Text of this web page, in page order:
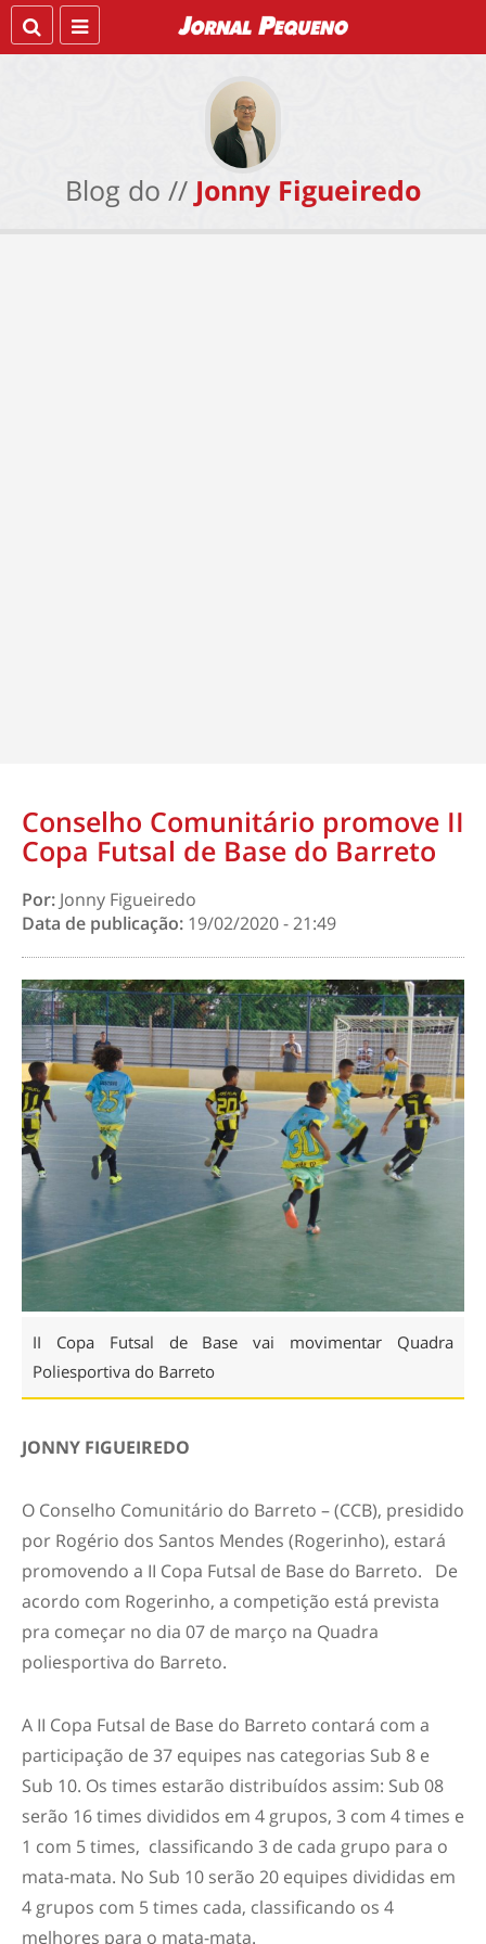
Blog do // Jonny Figueiredo
Conselho Comunitário promove II
Copa Futsal de Base do Barreto
Por: Jonny Figueiredo
Data de publicação: 19/02/2020 - 21:49
II Copa Futsal de Base vai movimentar Quadra
Poliesportiva do Barreto
JONNY FIGUEIREDO
O Conselho Comunitário do Barreto – (CCB), presidido
por Rogério dos Santos Mendes (Rogerinho), estará
promovendo a II Copa Futsal de Base do Barreto. De
acordo com Rogerinho, a competição está prevista
pra começar no dia 07 de março na Quadra
poliesportiva do Barreto.
A II Copa Futsal de Base do Barreto contará com a
participação de 37 equipes nas categorias Sub 8 e
Sub 10. Os times estarão distribuídos assim: Sub 08
serão 16 times divididos em 4 grupos, 3 com 4 times e
1 com 5 times, classificando 3 de cada grupo para o
mata-mata. No Sub 10 serão 20 equipes divididas em
4 grupos com 5 times cada, classificando os 4
melhores para o mata-mata.